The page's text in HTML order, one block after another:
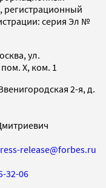
регистрационный
серия Эл №
ул.
X, ком. 1
2-я, д.
release@forbes.ru
32-06